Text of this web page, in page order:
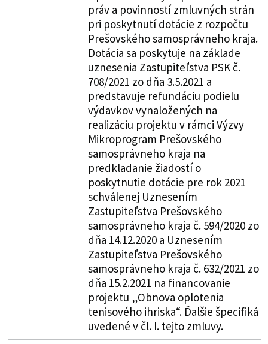
práv a povinností zmluvných strán
pri poskytnutí dotácie z rozpočtu
Prešovského samosprávneho kraja.
Dotácia sa poskytuje na základe
uznesenia Zastupiteľstva PSK č.
708/2021 zo dňa 3.5.2021 a
predstavuje refundáciu podielu
výdavkov vynaložených na
realizáciu projektu v rámci Výzvy
Mikroprogram Prešovského
samosprávneho kraja na
predkladanie žiadostí o
poskytnutie dotácie pre rok 2021
schválenej Uznesením
Zastupiteľstva Prešovského
samosprávneho kraja č. 594/2020 zo
dňa 14.12.2020 a Uznesením
Zastupiteľstva Prešovského
samosprávneho kraja č. 632/2021 zo
dňa 15.2.2021 na financovanie
projektu „Obnova oplotenia
tenisového ihriska“. Ďalšie špecifiká
uvedené v čl. I. tejto zmluvy.